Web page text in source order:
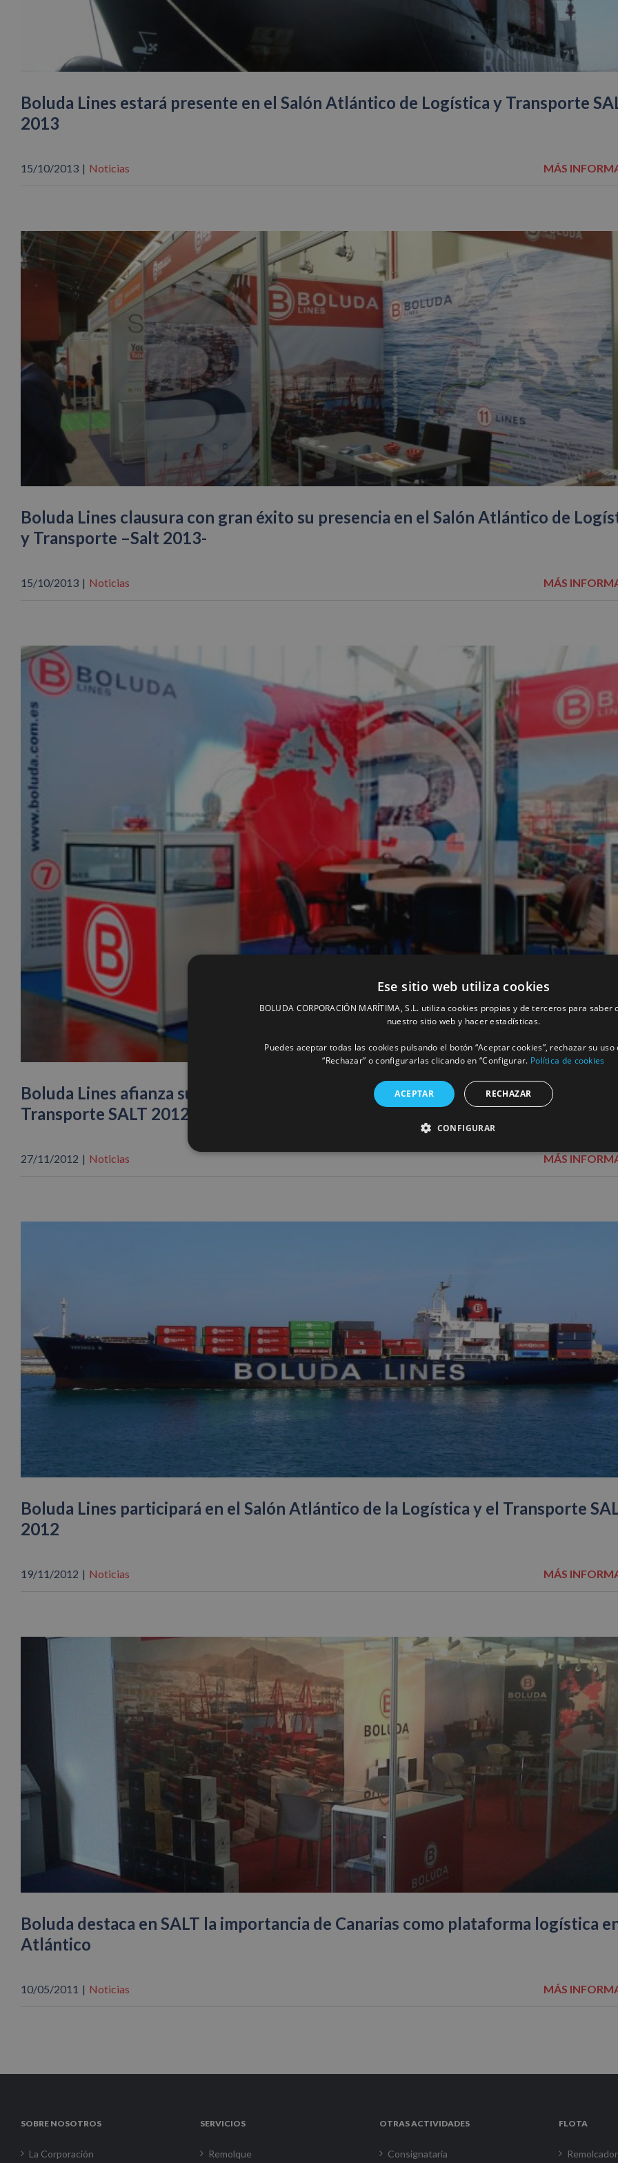
Boluda Lines estará presente en el Salón Atlántico de Logística y Transporte
2013
15/10/2013 | Noticias MÁS
Boluda Lines clausura con gran éxito su presencia en el Salón Atlántico de
y Transporte –Salt 2013-
15/10/2013 | Noticias MÁS
Boluda Lines afianza sus líneas con África en el Salón Atlántico de Logística y
Transporte SALT 2012
27/11/2012 | Noticias MÁS
Boluda Lines participará en el Salón Atlántico de la Logística y el Transporte
2012
19/11/2012 | Noticias MÁS
Boluda destaca en SALT la importancia de Canarias como plataforma logística
Atlántico
10/05/2011 | Noticias MÁS
SOBRE NOSOTROS
La Corporación
SERVICIOS
Remolque
OTRAS ACTIVIDADES
Consignataria
FLOTA
Ese sitio web utiliza cookies
BOLUDA CORPORACIÓN MARÍTIMA, S.L. utiliza cookies propias y de terceros para saber
nuestro sitio web y hacer estadísticas.
Puedes aceptar todas las cookies pulsando el botón “Aceptar cookies”, rechazar su uso
“Rechazar” o configurarlas clicando en “Configurar. Política de cookies
ACEPTAR RECHAZAR
CONFIGURAR